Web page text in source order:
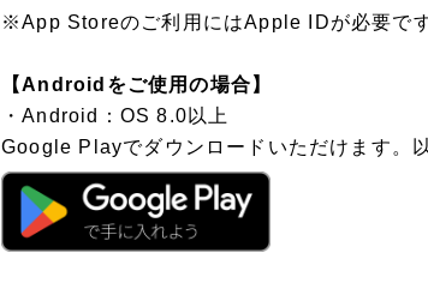
※App Storeのご利用にはApple IDが必要で
【Androidをご使用の場合】
・Android：OS 8.0以上
Google Playでダウンロードいただけます。